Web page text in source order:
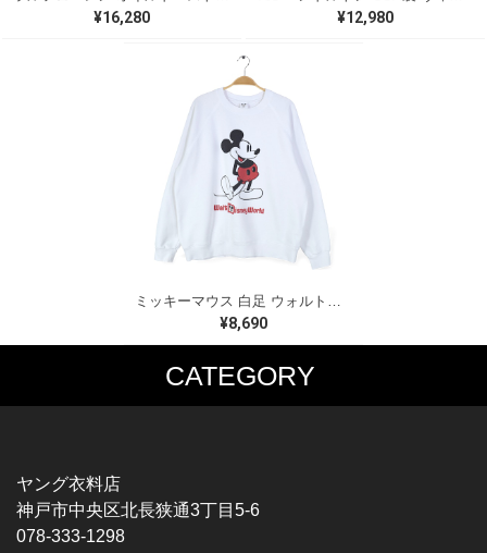
¥16,280 ¥12,980
ミッキーマウス 白足 ウォルトディズニーオフィシャル スウェット ホワイト WALT DISNEY WORLD ウォルトディズニーオフィシャル サイズXL相当 古着 CF0995
¥8,690
CATEGORY
MUSIC TEE
HARDCORE / PUNK
PROGLESSIVE ROCK
POPS
T-SHIRTS
CHAMPION
ヤング衣料店
神戸市中央区北長狭通3丁目5-6
078-333-1298